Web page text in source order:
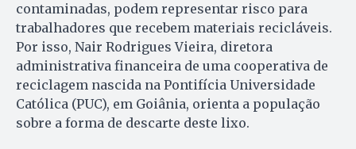
contaminadas, podem representar risco para
trabalhadores que recebem materiais recicláveis.
Por isso, Nair Rodrigues Vieira, diretora
administrativa financeira de uma cooperativa de
reciclagem nascida na Pontifícia Universidade
Católica (PUC), em Goiânia, orienta a população
sobre a forma de descarte deste lixo.